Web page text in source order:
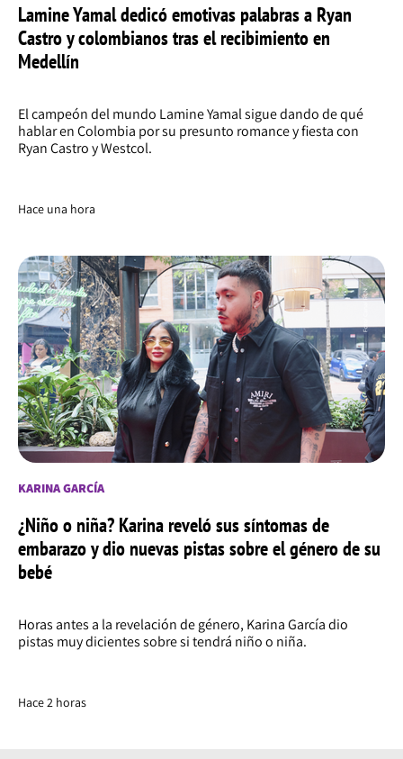
Lamine Yamal dedicó emotivas palabras a Ryan
Castro y colombianos tras el recibimiento en
Medellín
El campeón del mundo Lamine Yamal sigue dando de qué
hablar en Colombia por su presunto romance y fiesta con
Ryan Castro y Westcol.
Hace una hora
KARINA GARCÍA
¿Niño o niña? Karina reveló sus síntomas de
embarazo y dio nuevas pistas sobre el género de su
bebé
Horas antes a la revelación de género, Karina García dio
pistas muy dicientes sobre si tendrá niño o niña.
Hace 2 horas